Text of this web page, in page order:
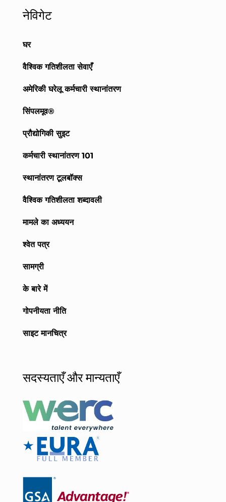
नेविगेट
घर
वैश्विक गतिशीलता सेवाएँ
अमेरिकी घरेलू कर्मचारी स्थानांतरण
सिंपलमूव®
प्रौद्योगिकी सुइट
कर्मचारी स्थानांतरण 101
स्थानांतरण टूलबॉक्स
वैश्विक गतिशीलता शब्दावली
मामले का अध्ययन
श्वेत पत्र
सामग्री
के बारे में
गोपनीयता नीति
साइट मानचित्र
सदस्यताएँ और मान्यताएँ